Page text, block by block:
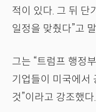
적이 있다. 그 뒤 단
일정을 맞췄다”고
그는 “트럼프 행정
기업들이 미국에서
것”이라고 강조했다.